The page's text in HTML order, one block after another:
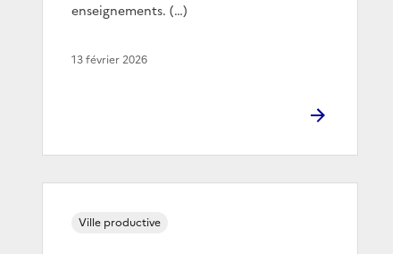
enseignements. (…)
13 février 2026
Ville productive